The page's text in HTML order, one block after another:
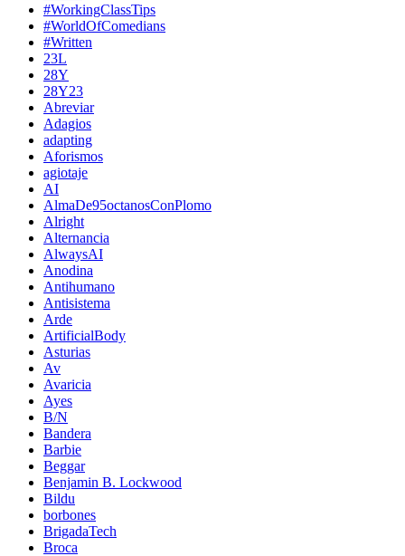
#WorkingClassTips
#WorldOfComedians
#Written
23L
28Y
28Y23
Abreviar
Adagios
adapting
Aforismos
agiotaje
AI
AlmaDe95octanosConPlomo
Alright
Alternancia
AlwaysAI
Anodina
Antihumano
Antisistema
Arde
ArtificialBody
Asturias
Av
Avaricia
Ayes
B/N
Bandera
Barbie
Beggar
Benjamin B. Lockwood
Bildu
borbones
BrigadaTech
Broca